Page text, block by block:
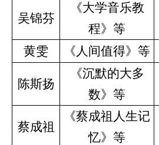
吴锦芬
《大学音乐教
程》等
黄雯 《人间值得》等
陈斯扬
《沉默的大多
数》等
蔡成祖
《蔡成祖人生记
忆》等